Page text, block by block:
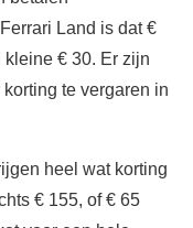
Land is dat €
kleine € 30. Er zijn
te vergaren in
heel wat korting
€ 155, of € 65